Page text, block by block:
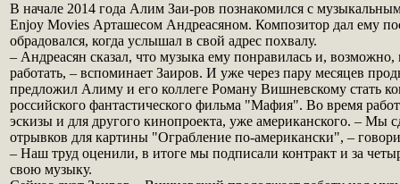
В начале 2014 года Алим Заи-ров познакомился с
Enjoy Movies Арташесом Андреасяном. Композитор дал ему
обрадовался, когда услышал в свой адрес похвалу.
– Андреасян сказал, что музыка ему понравилась и,
работать, – вспоминает Заиров. И уже через пару месяцев
предложил Алиму и его коллеге Роману Вишневскому стать
российского фантастического фильма "Мафия". Во время
эскизы и для другого кинопроекта, уже американского. – Мы
отрывков для картины "Ограбление по-американски", –
– Наш труд оценили, в итоге мы подписали контракт и за
свою музыку.